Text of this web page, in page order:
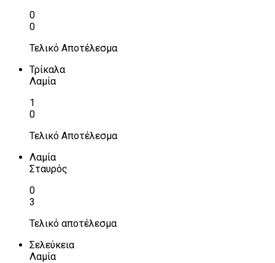
0
0
Τελικό Αποτέλεσμα
Τρίκαλα
Λαμία
1
0
Τελικό Αποτέλεσμα
Λαμία
Σταυρός
0
3
Τελικό αποτέλεσμα
Σελεύκεια
Λαμία